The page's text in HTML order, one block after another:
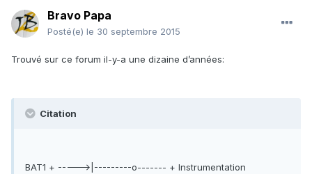
Bravo Papa
Posté(e) le 30 septembre 2015
Trouvé sur ce forum il-y-a une dizaine d’années:
Citation
BAT1 + ----->|---------o------- + Instrumentation